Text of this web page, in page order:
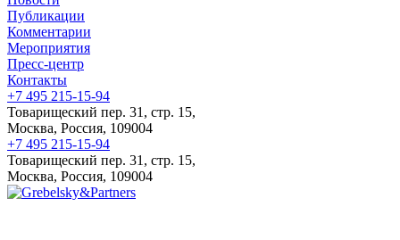
Публикации
Комментарии
Мероприятия
Пресс-центр
Контакты
+7 495 215-15-94
Товарищеский пер. 31, стр. 15,
Москва, Россия, 109004
+7 495 215-15-94
Товарищеский пер. 31, стр. 15,
Москва, Россия, 109004